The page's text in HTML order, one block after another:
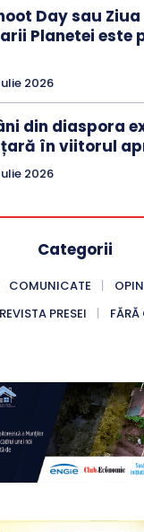
Day sau Ziua
Planetei este
2026
din diaspora
țară în viitorul
2026
Categorii
COMUNICATE
REVISTA PRESEI FĂRĂ